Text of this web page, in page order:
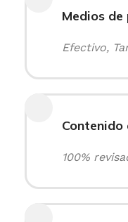
Medios de
Efectivo,
100%